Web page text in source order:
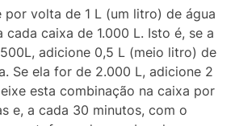
por volta de 1 L (um litro) de água
cada caixa de 1.000 L. Isto é, se a
adicione 0,5 L (meio litro) de
Se ela for de 2.000 L, adicione 2
esta combinação na caixa por
e, a cada 30 minutos, com o